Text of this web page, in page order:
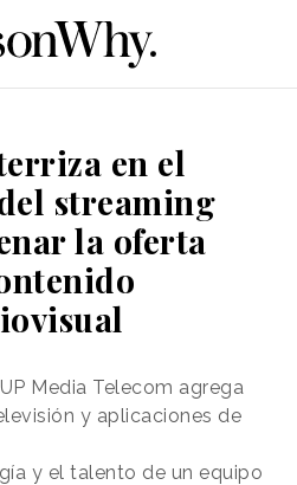
en el
streaming
la oferta
Media Telecom agrega
y aplicaciones de
y el talento de un equipo